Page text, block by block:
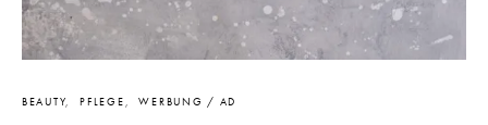
BEAUTY PFLEGE WERBUNG / AD